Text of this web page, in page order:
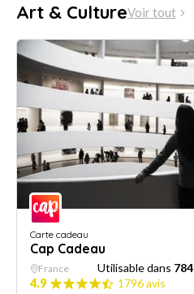
Art & CultureVoir tout
Carte cadeau
Cap Cadeau
France Utilisable dans 784
4.9
1796 avis